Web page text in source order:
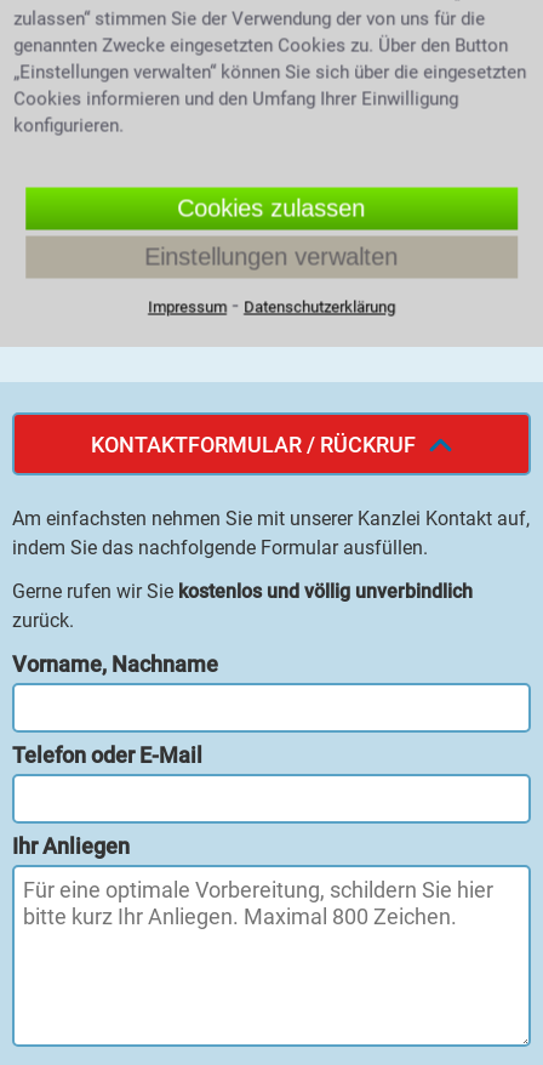
Anschrift:
Konstanzer Straße 10
10707 Berlin
Telefonnummer anzeigen
Mobilnummer anzeigen
Notrufnummer anzeigen
KONTAKTFORMULAR / RÜCKRUF
Am einfachsten nehmen Sie mit unserer Kanzlei Kontakt auf,
indem Sie das nachfolgende Formular ausfüllen.
Gerne rufen wir Sie kostenlos und völlig unverbindlich
zurück.
Vorname, Nachname
Telefon oder E-Mail
Ihr Anliegen
zulassen“ stimmen Sie der Verwendung der von uns für die
genannten Zwecke eingesetzten Cookies zu. Über den Button
„Einstellungen verwalten“ können Sie sich über die eingesetzten
Cookies informieren und den Umfang Ihrer Einwilligung
konfigurieren.
Cookies zulassen
Einstellungen verwalten
Impressum⁃ Datenschutzerklärung